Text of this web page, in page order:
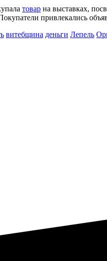
товар на выставках,
привлекались
витебщина деньги Лепель